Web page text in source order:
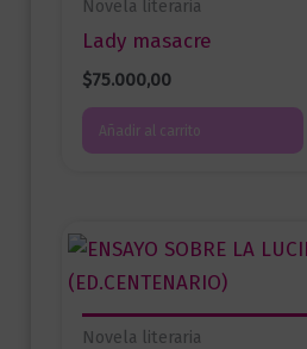
Novela literaria
Lady masacre
$75.000,00
Añadir al carrito
Novela literaria